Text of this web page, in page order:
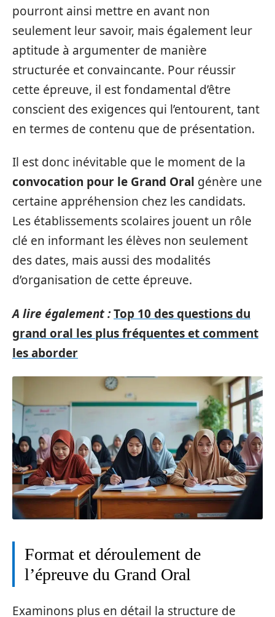
pourront ainsi mettre en avant non
seulement leur savoir, mais également leur
aptitude à argumenter de manière
structurée et convaincante. Pour réussir
cette épreuve, il est fondamental d’être
conscient des exigences qui l’entourent, tant
en termes de contenu que de présentation.
Il est donc inévitable que le moment de la
convocation pour le Grand Oral génère une
certaine appréhension chez les candidats.
Les établissements scolaires jouent un rôle
clé en informant les élèves non seulement
des dates, mais aussi des modalités
d’organisation de cette épreuve.
A lire également :Top 10 des questions du
grand oral les plus fréquentes et comment
les aborder
Format et déroulement de
l’épreuve du Grand Oral
Examinons plus en détail la structure de